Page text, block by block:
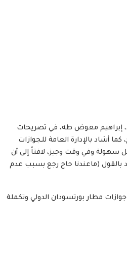
إبراهيم معوض طه، في تصريحات
أشاد بالإدارة العامة للجوازات
سهولة وفي وقت وجيز، لافتاً إلى أن
بالقول (ماعندنا حاج رجع بسبب عدم
مطار بورتسودان الدولي وتكملة